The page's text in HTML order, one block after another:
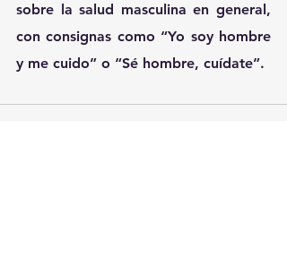
sobre la salud masculina en general,
con consignas como “Yo soy hombre
y me cuido” o “Sé hombre, cuídate”.